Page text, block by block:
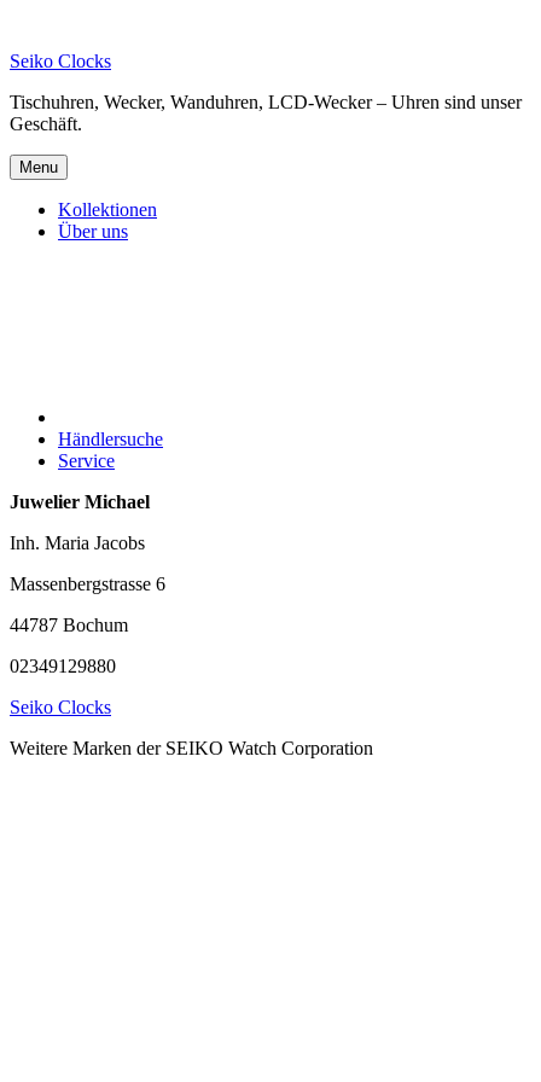
content
Seiko Clocks
Tischuhren, Wecker, Wanduhren, LCD-Wecker – Uhren sind unser
Geschäft.
Menu
Kollektionen
Über uns
Händlersuche
Service
Juwelier Michael
Inh. Maria Jacobs
Massenbergstrasse 6
44787 Bochum
02349129880
Seiko Clocks
Weitere Marken der SEIKO Watch Corporation